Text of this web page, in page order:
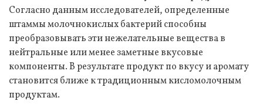
Согласно данным исследователей, определенные
штаммы молочнокислых бактерий способны
преобразовывать эти нежелательные вещества в
нейтральные или менее заметные вкусовые
компоненты. В результате продукт по вкусу и аромату
становится ближе к традиционным кисломолочным
продуктам.